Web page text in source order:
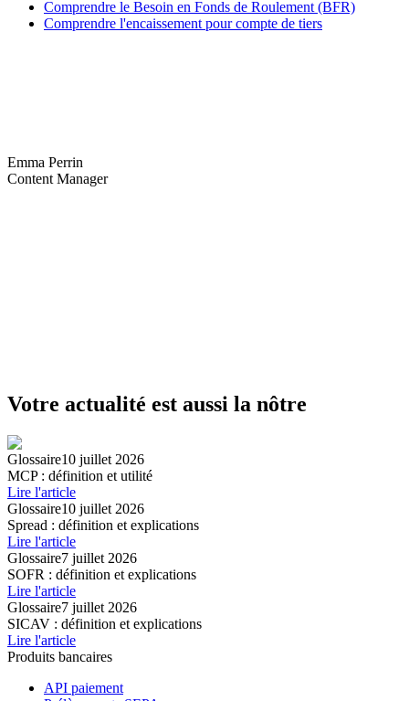
Comprendre le Besoin en Fonds de Roulement (BFR)
Comprendre l'encaissement pour compte de tiers
Emma Perrin
Content Manager
Votre actualité est aussi la nôtre
Glossaire10 juillet 2026
MCP : définition et utilité
Lire l'article
Glossaire10 juillet 2026
Spread : définition et explications
Lire l'article
Glossaire7 juillet 2026
SOFR : définition et explications
Lire l'article
Glossaire7 juillet 2026
SICAV : définition et explications
Lire l'article
Produits bancaires
API paiement